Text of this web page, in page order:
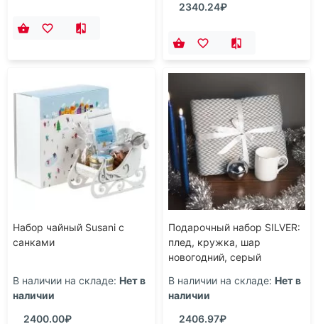
2340.24₽
Набор чайный Susani с
санками
В наличии на складе: Нет в
наличии
2400.00₽
Подарочный набор SILVER:
плед, кружка, шар
новогодний, серый
В наличии на складе: Нет в
наличии
2406.97₽